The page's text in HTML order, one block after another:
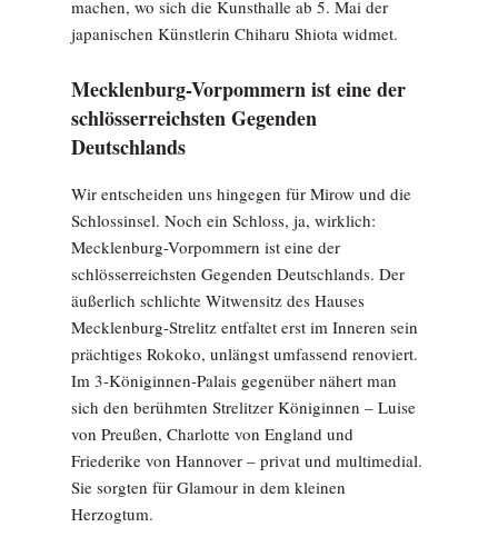
machen, wo sich die Kunsthalle ab 5. Mai der
japanischen Künstlerin Chiharu Shiota widmet.
Mecklenburg-Vorpommern ist eine der
schlösserreichsten Gegenden
Deutschlands
Wir entscheiden uns hin­gegen für Mirow und die
Schlossinsel. Noch ein Schloss, ja, wirklich:
Mecklenburg-Vorpommern ist eine der
schlösserreichsten Gegenden Deutschlands. Der
äußerlich schlichte Witwensitz des Hauses
Mecklenburg-Strelitz entfaltet erst im Inneren sein
prächtiges Rokoko, unlängst umfassend renoviert.
Im 3-Königinnen-Palais gegenüber nähert man
sich den berühmten Strelitzer Königinnen – Luise
von Preußen, Charlotte von England und
Friederike von Hannover – privat und multimedial.
Sie sorgten für Glamour in dem kleinen
Herzogtum.